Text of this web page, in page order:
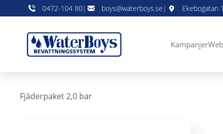
0472-104 80| boys@waterboys.se | Ekebogatan
Kampanjer
Fjäderpaket 2,0 bar